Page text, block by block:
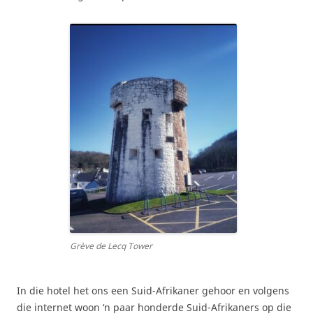
Grève de Lecq Tower
In die hotel het ons een Suid-Afrikaner gehoor en volgens
die internet woon ‘n paar honderde Suid-Afrikaners op die